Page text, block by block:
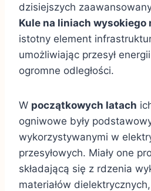
dzisiejszych
Kule na liniach wysokiego
istotny element
umożliwiając przesył
ogromne odległości.
W początkowych latach
ogniwowe były
wykorzystywanymi w
przesyłowych. Miały one
składającą się z rdzenia
materiałów